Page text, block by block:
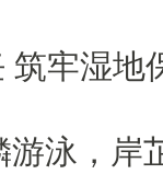
筑牢湿地
游泳，岸